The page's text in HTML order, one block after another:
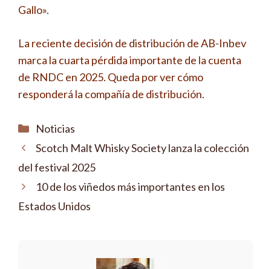
Gallo».
La reciente decisión de distribución de AB-Inbev
marca la cuarta pérdida importante de la cuenta
de RNDC en 2025. Queda por ver cómo
responderá la compañía de distribución.
Categorías
Noticias
Scotch Malt Whisky Society lanza la colección
del festival 2025
10 de los viñedos más importantes en los
Estados Unidos